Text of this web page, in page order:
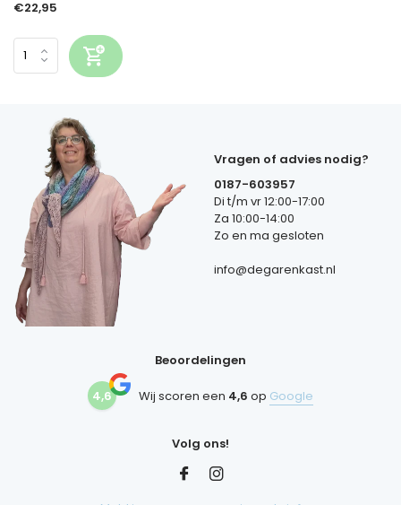
€22,95
Vragen of advies nodig?
0187-603957
Di t/m vr 12:00-17:00
Za 10:00-14:00
Zo en ma gesloten
info@degarenkast.nl
Beoordelingen
4,6 Wij scoren een 4,6 op Google
Volg ons!